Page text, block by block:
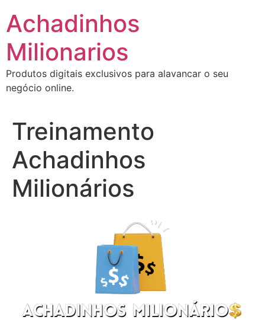
para
conteúdo
Achadinhos
Milionarios
Produtos digitais exclusivos para alavancar o seu
negócio online.
Treinamento
Achadinhos
Milionários